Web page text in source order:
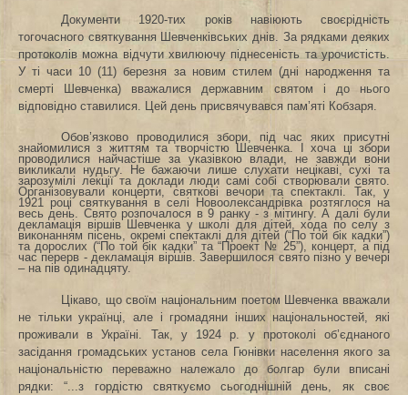
Документи 1920-тих років навіюють своєрідність
тогочасного святкування Шевченківських днів. За рядками деяких
протоколів можна відчути хвилюючу піднесеність та урочистість.
У ті часи 10 (11) березня за новим стилем (дні народження та
смерті Шевченка) вважалися державним святом і до нього
відповідно ставилися. Цей день присвячувався пам’яті Кобзаря.
Обов’язково проводилися збори, під час яких присутні
знайомилися з життям та творчістю Шевченка. І хоча ці збори
проводилися найчастіше за указівкою влади, не завжди вони
викликали нудьгу. Не бажаючи лише слухати нецікаві, сухі та
зарозумілі лекції та доклади люди самі собі створювали свято.
Організовували концерти, святкові вечори та спектаклі. Так, у
1921 році святкування в селі Новоолександрівка розтяглося на
весь день. Свято розпочалося в 9 ранку - з мітингу. А далі були
декламація віршів Шевченка у школі для дітей, хода по селу з
виконанням пісень, окремі спектаклі для дітей (“По той бік кадки”)
та дорослих (“По той бік кадки” та “Проект № 25”), концерт, а під
час перерв - декламація віршів. Завершилося свято пізно у вечері
– на пів одинадцяту.
Цікаво, що своїм національним поетом Шевченка вважали
не тільки українці, але і громадяни інших національностей, які
проживали в Україні. Так, у 1924 р. у протоколі об’єднаного
засідання громадських установ села Гюнівки населення якого за
національністю переважно належало до болгар були вписані
рядки: “...з гордістю святкуємо сьогоднішній день, як своє